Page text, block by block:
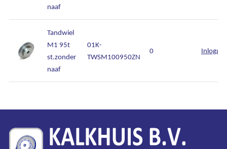
naaf
Tandwiel
M1 95t
st.zonder
naaf
01K-
TWSM100950ZN
0 Inloggen